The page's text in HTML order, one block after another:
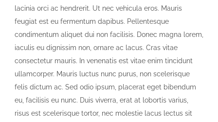
lacinia orci ac hendrerit. Ut nec vehicula eros. Mauris
feugiat est eu fermentum dapibus. Pellentesque
condimentum aliquet dui non facilisis. Donec magna lorem,
iaculis eu dignissim non, ornare ac lacus. Cras vitae
consectetur mauris. In venenatis est vitae enim tincidunt
ullamcorper. Mauris luctus nunc purus, non scelerisque
felis dictum ac. Sed odio ipsum, placerat eget bibendum
eu, facilisis eu nunc. Duis viverra, erat at lobortis varius,
risus est scelerisque tortor, nec molestie lacus lectus sit